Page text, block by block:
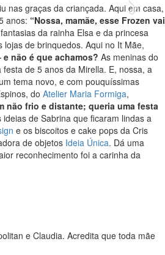
Next
nas graças da criançada. Aqui em casa,
anos: “Nossa, mamãe, esse Frozen vai
da rainha Elsa e da princesa
de brinquedos. Aqui no It Mãe,
não é que achamos? As meninas do
de 5 anos da Mirella. E, nossa, a
tema novo, e com pouquíssimas
do Atelier Maria Formiga,
não frio e distante; queria uma festa
de Sabrina que ficaram lindas a
e os biscoitos e cake pops da Cris
de objetos Ideia Única. Dá uma
reconhecimento foi a carinha da
e Claudia. Acredita que toda mãe